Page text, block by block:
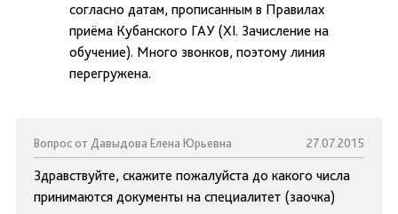
согласно датам, прописанным в Правилах
приёма Кубанского ГАУ (XI. Зачисление на
обучение). Много звонков, поэтому линия
перегружена.
Вопрос от Давыдова Елена Юрьевна 27.07.2015
Здравствуйте, скажите пожалуйста до какого числа
принимаются документы на специалитет (заочка)